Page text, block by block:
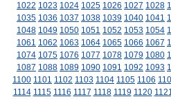
1022 1023 1024 1025 1026 1027 1028
1035 1036 1037 1038 1039 1040 1041
1048 1049 1050 1051 1052 1053 1054
1061 1062 1063 1064 1065 1066 1067
1074 1075 1076 1077 1078 1079 1080
1087 1088 1089 1090 1091 1092 1093
1100 1101 1102 1103 1104 1105 1106
1114 1115 1116 1117 1118 1119 1120